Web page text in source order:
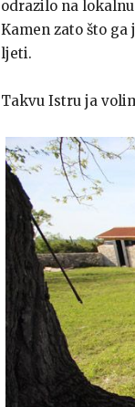
odrazilo na
Kamen zato što
ljeti.
Takvu Istru ja